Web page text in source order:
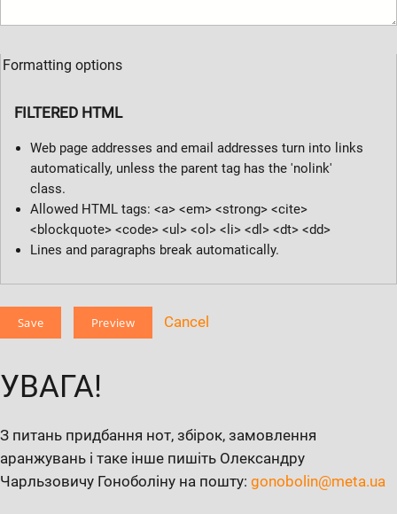
Formatting options
FILTERED HTML
Web page addresses and email addresses turn into links
automatically, unless the parent tag has the 'nolink'
class.
Allowed HTML tags: <a> <em> <strong> <cite>
<blockquote> <code> <ul> <ol> <li> <dl> <dt> <dd>
Lines and paragraphs break automatically.
Cancel
УВАГА!
З питань придбання нот, збірок, замовлення
аранжувань і таке інше пишіть Олександру
Чарльзовичу Гоноболіну на пошту: gonobolin@meta.ua